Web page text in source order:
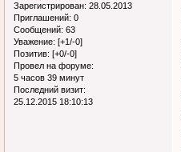
Зарегистрирован: 28.05.2013
Приглашений: 0
Сообщений: 63
Уважение: [+1/-0]
Позитив: [+0/-0]
Провел на форуме:
5 часов 39 минут
Последний визит:
25.12.2015 18:10:13